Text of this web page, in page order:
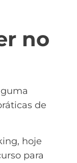
no
de
hoje
para